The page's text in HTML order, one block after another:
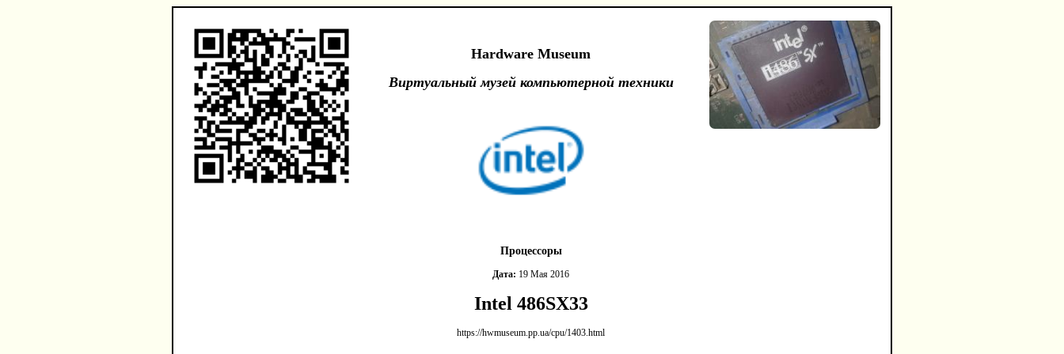
Hardware Museum
Виртуальный музей компьютерной техники
Процессоры
Дата: 19 Мая 2016
Intel 486SX33
https://hwmuseum.pp.ua/cpu/1403.html